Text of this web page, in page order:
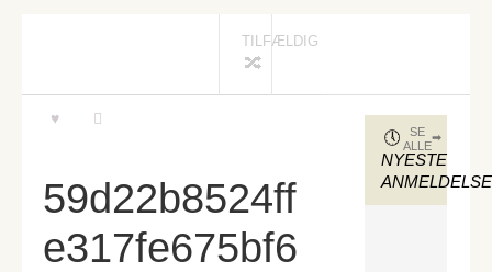
TILFÆLDIG
59d22b8524ff
e317fe675bf6
NYESTE
SE
ALLE